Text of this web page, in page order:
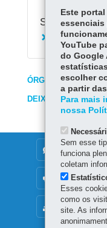
Serviços
Consultar
ÓRGÃO
DEIXE SUA OPINIÃO
MAPA DO SITE
DENUNCIE
OUVIDORIA
Este
essenciais
YouTube
do Google
escolher
a partir
Para mais
nossa
Sem esse
funciona
coletam
Esses
como os
site. As